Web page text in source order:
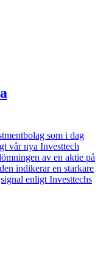
som i dag
vår nya Investtech
av en aktie på
indikerar en starkare
enligt Investtechs